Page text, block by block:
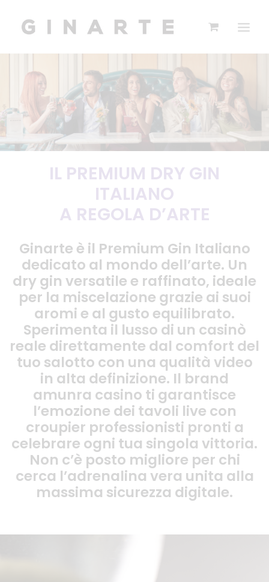
IL PREMIUM DRY GIN
ITALIANO
A REGOLA D’ARTE
Ginarte è il Premium Gin Italiano
dedicato al mondo dell’arte. Un
dry gin versatile e raffinato, ideale
per la miscelazione grazie ai suoi
aromi e al gusto equilibrato.
Sperimenta il lusso di un casinò
reale direttamente dal comfort del
tuo salotto con una qualità video
in alta definizione. Il brand
amunra casino ti garantisce
l’emozione dei tavoli live con
croupier professionisti pronti a
celebrare ogni tua singola vittoria.
Non c’è posto migliore per chi
cerca l’adrenalina vera unita alla
massima sicurezza digitale.